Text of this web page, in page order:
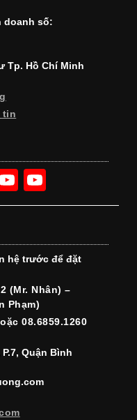
doanh số:
Tp. Hồ Chí Minh
tin
T
Y
o
T
u
b
e
o
T
u
b
e
h
hệ trước để đặt
(Mr. Nhân) –
Phạm)
08.6859.1260
Quận Bình